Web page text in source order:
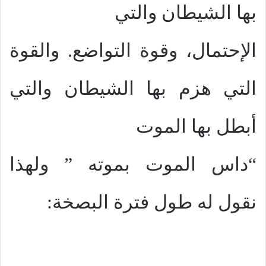
بها الشيطان والتي
الإحتمال، وقوة التواضع. والقوة
التي هزم بها الشيطان والتي
أبطل بها الموت
“داس الموت بموته ” ولهذا
نقول له طول فترة البصخة: